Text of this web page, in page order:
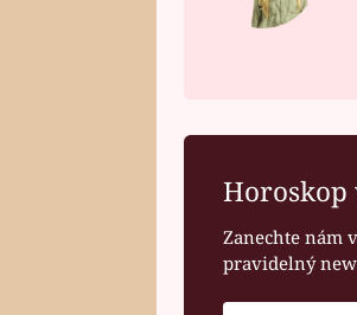
Horoskop
Zanechte nám
pravidelný